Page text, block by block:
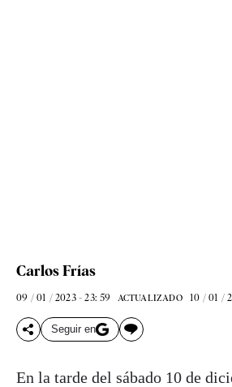
Carlos Frías
09 / 01 / 2023 - 23: 59 ACTUALIZADO 10 / 01 /
Seguir en
En la tarde del sábado 10 de